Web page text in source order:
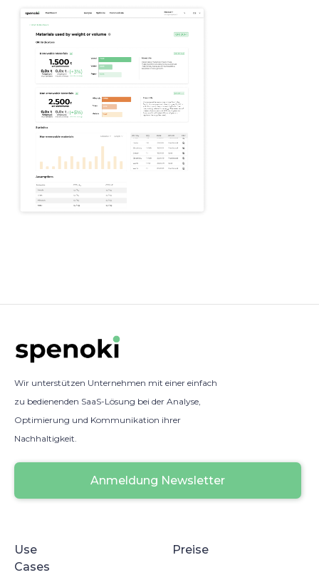
Wir unterstützen Unternehmen mit einer einfach
zu bedienenden SaaS-Lösung bei der Analyse,
Optimierung und Kommunikation ihrer
Nachhaltigkeit.
Anmeldung Newsletter
Use
Cases
Preise